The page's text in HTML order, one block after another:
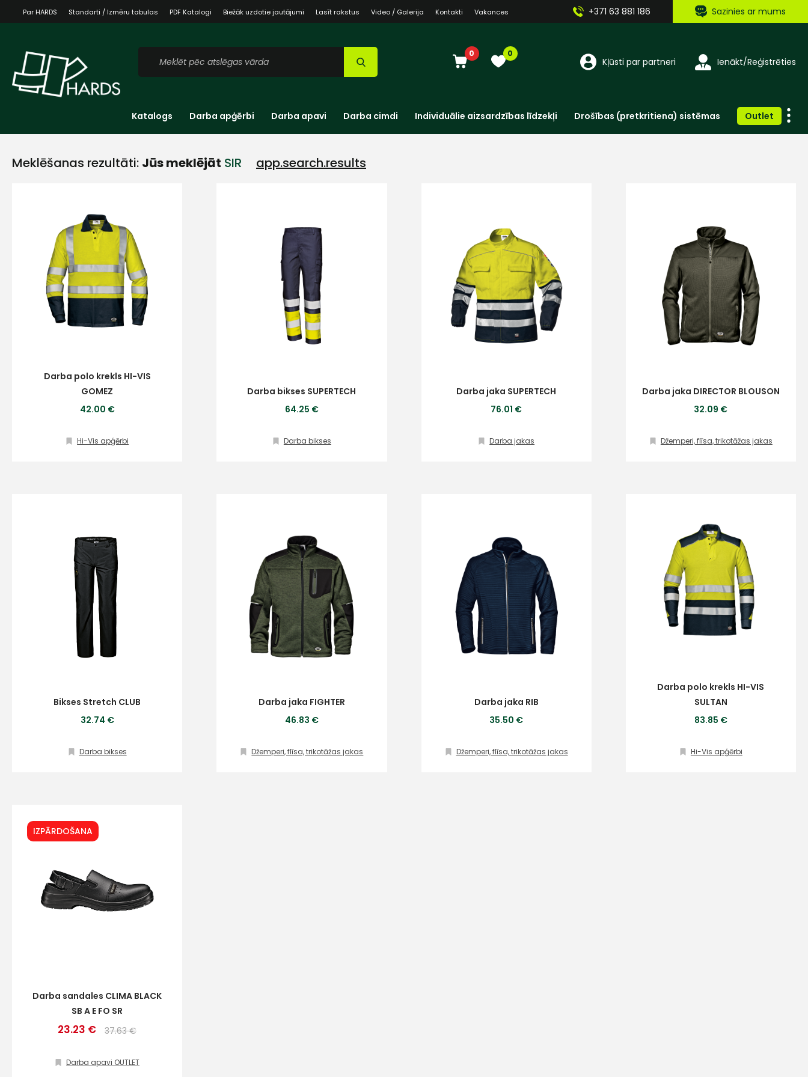
Par HARDS Standarti / Izmēru tabulas PDF Katalogi Biežāk uzdotie jautājumi Lasīt rakstus Video / Galerija Kontakti Vakances +371 63 881 186 Sazinies ar mums
0 0
Kļūsti par partneri Ienākt/Reģistrēties
Katalogs Darba apģērbi Darba apavi Darba cimdi Individuālie aizsardzības līdzekļi Drošības (pretkritiena) sistēmas Outlet
Meklēšanas rezultāti: Jūs meklējāt SIR app.search.results
Darba polo krekls HI-VIS
GOMEZ
42.00 €
Hi-Vis apģērbi
Darba bikses SUPERTECH
64.25 €
Darba bikses
Darba jaka SUPERTECH
76.01 €
Darba jakas
Darba jaka DIRECTOR BLOUSON
32.09 €
Džemperi, flīsa, trikotāžas jakas
Bikses Stretch CLUB
32.74 €
Darba bikses
Darba jaka FIGHTER
46.83 €
Džemperi, flīsa, trikotāžas jakas
Darba jaka RIB
35.50 €
Džemperi, flīsa, trikotāžas jakas
Darba polo krekls HI-VIS
SULTAN
83.85 €
Hi-Vis apģērbi
IZPĀRDOŠANA
Darba sandales CLIMA BLACK
SB A E FO SR
23.23 € 37.63 €
Darba apavi OUTLET